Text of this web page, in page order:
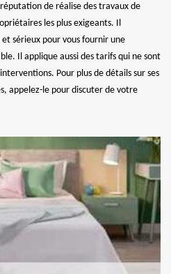
de réalise des travaux de
les plus exigeants. Il
sérieux pour vous fournir une
Il applique aussi des tarifs qui ne sont
Pour plus de détails sur ses
appelez-le pour discuter de votre